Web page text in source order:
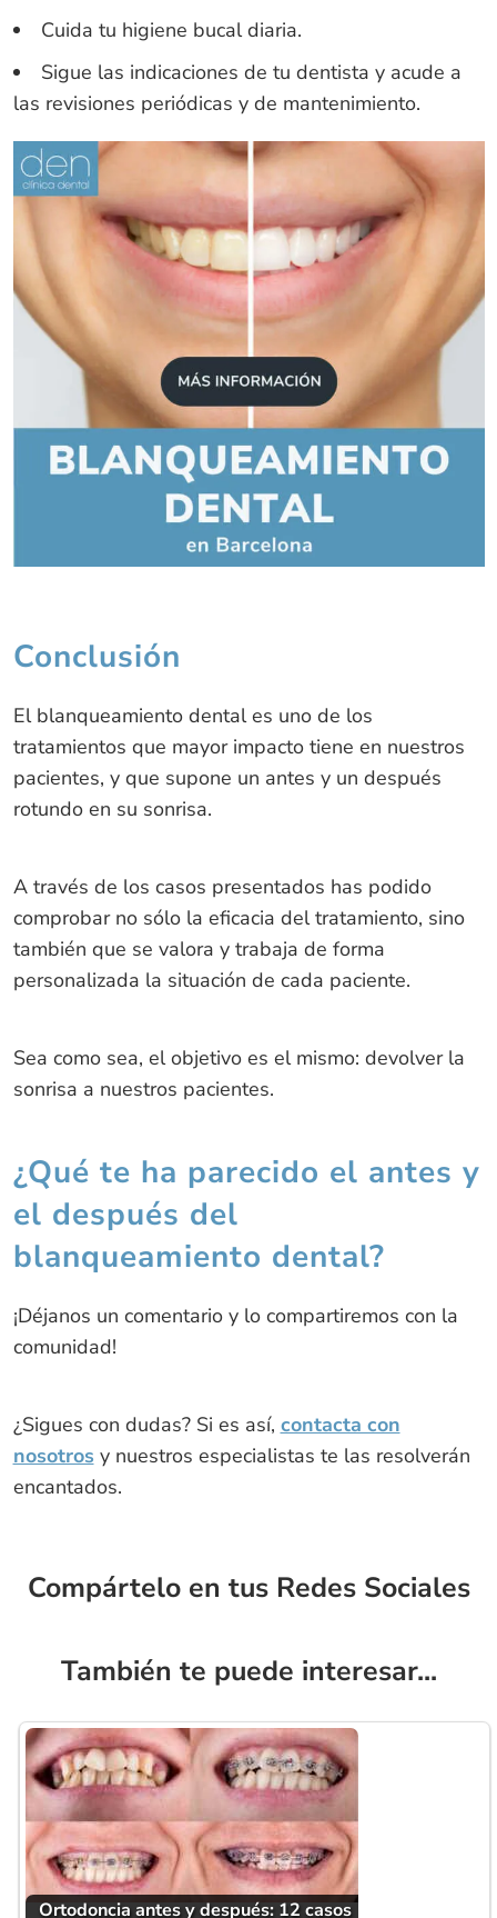
Cuida tu higiene bucal diaria.
Sigue las indicaciones de tu dentista y acude a
las revisiones periódicas y de mantenimiento.
Conclusión
El blanqueamiento dental es uno de los
tratamientos que mayor impacto tiene en nuestros
pacientes, y que supone un antes y un después
rotundo en su sonrisa.
A través de los casos presentados has podido
comprobar no sólo la eficacia del tratamiento, sino
también que se valora y trabaja de forma
personalizada la situación de cada paciente.
Sea como sea, el objetivo es el mismo: devolver la
sonrisa a nuestros pacientes.
¿Qué te ha parecido el antes y
el después del
blanqueamiento dental?
¡Déjanos un comentario y lo compartiremos con la
comunidad!
¿Sigues con dudas? Si es así, contacta con
nosotros y nuestros especialistas te las resolverán
encantados.
Compártelo en tus Redes Sociales
También te puede interesar...
Ortodoncia antes y después: 12 casos